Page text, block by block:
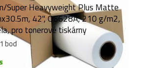
Super Heavyweight Plus Matte
42", Q6628A, 210 g/m2,
pro tonerové tiskárny
1 bod